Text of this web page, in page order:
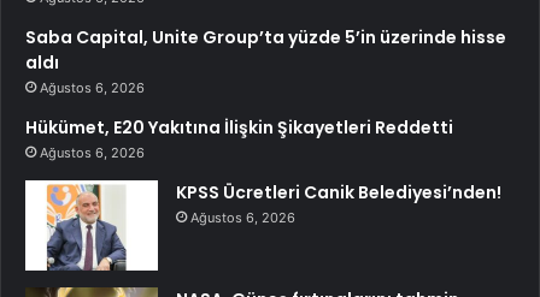
Saba Capital, Unite Group’ta yüzde 5’in üzerinde hisse
aldı
Ağustos 6, 2026
Hükümet, E20 Yakıtına İlişkin Şikayetleri Reddetti
Ağustos 6, 2026
KPSS Ücretleri Canik Belediyesi’nden!
Ağustos 6, 2026